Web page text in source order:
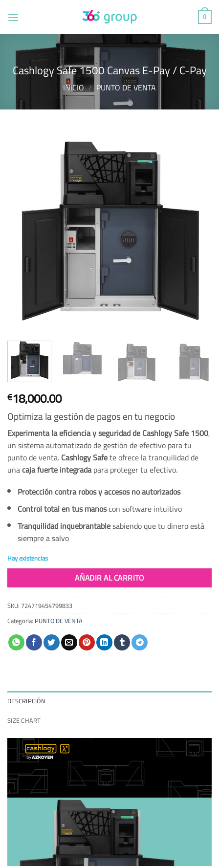
0
Cashlogy Safe 1500 Canvas E-Pay / C-Pay
INICIO / PUNTO DE VENTA
€18,000.00
Optimiza la gestión de pagos en tu negocio
Experimenta la eficiencia y seguridad de Cashlogy Safe 1500,
un sistema automatizado de gestión de efectivo para tu
punto de venta.Cashlogy Safete ofrece la tranquilidad de
unacaja fuerte integradapara proteger tu efectivo.
Protección contra robos y accesos no autorizados
Control total en tus manoscon software intuitivo
Tranquilidad inquebrantablesabiendo que tu dinero está
siempre a salvo
Hay existencias
AÑADIR AL CARRITO
SKU: 724719454799833
Categoría: PUNTO DE VENTA
DESCRIPCIÓN
SIZE CHART